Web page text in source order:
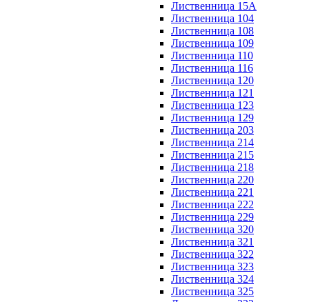
Лиственница 15А
Лиственница 104
Лиственница 108
Лиственница 109
Лиственница 110
Лиственница 116
Лиственница 120
Лиственница 121
Лиственница 123
Лиственница 129
Лиственница 203
Лиственница 214
Лиственница 215
Лиственница 218
Лиственница 220
Лиственница 221
Лиственница 222
Лиственница 229
Лиственница 320
Лиственница 321
Лиственница 322
Лиственница 323
Лиственница 324
Лиственница 325